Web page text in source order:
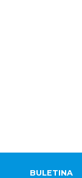
BULETINA